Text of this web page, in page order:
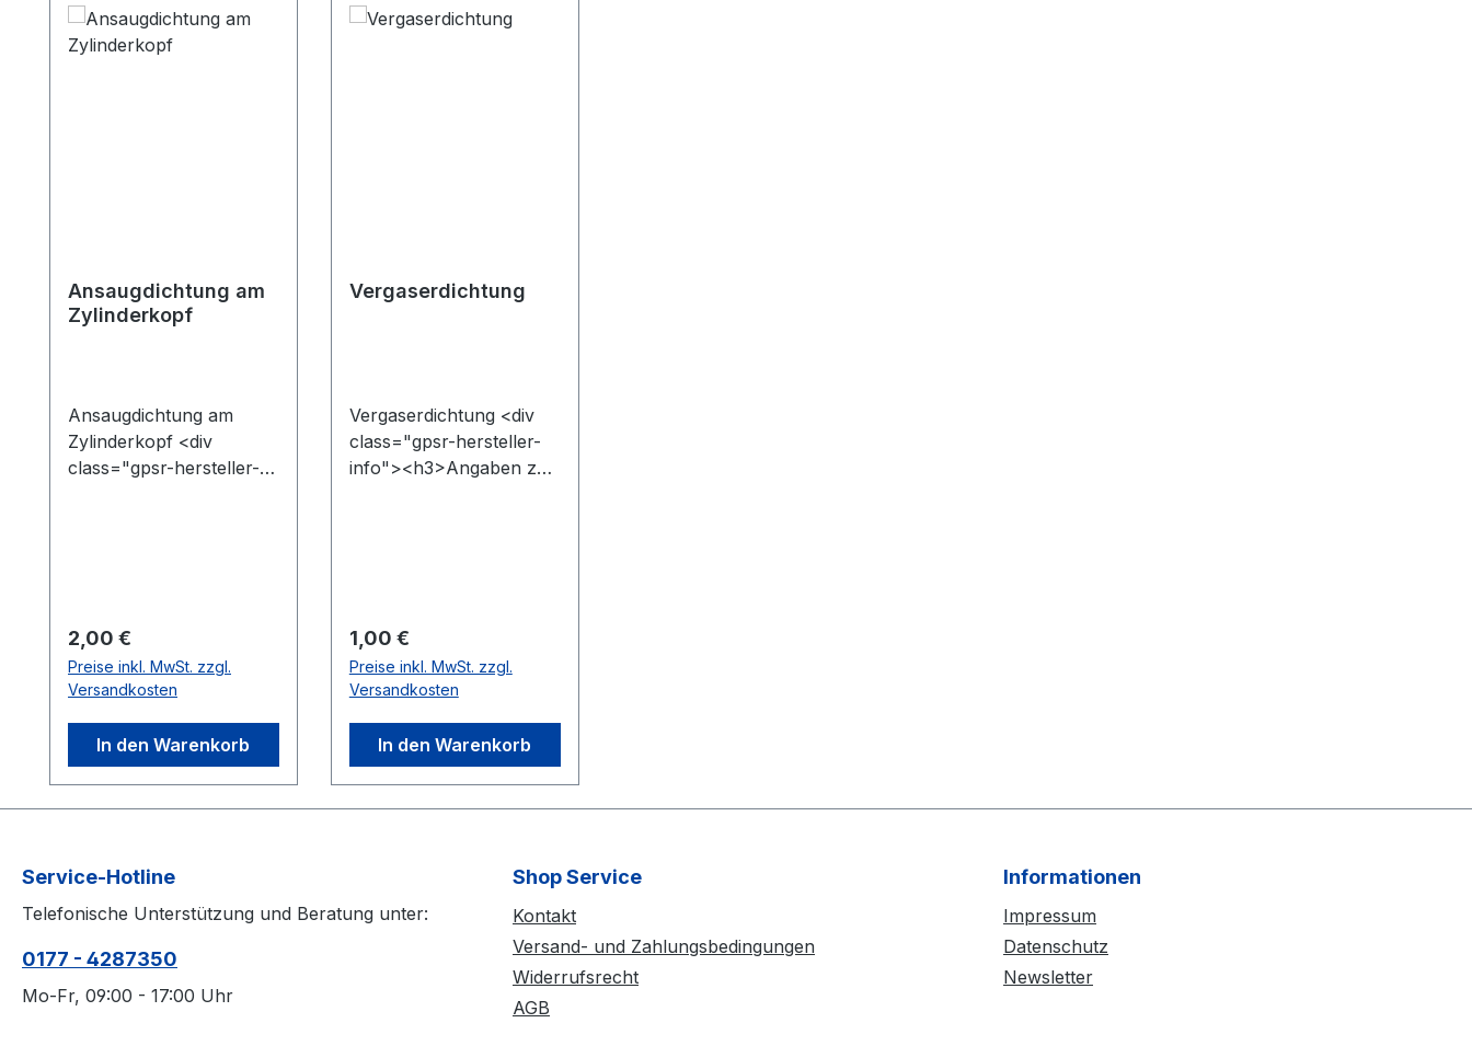
Ansaugdichtung am
Zylinderkopf
Ansaugdichtung am
Zylinderkopf <div
class="gpsr-hersteller-
Herstellers bzw.
verantwortliche Person
im Sinne der
Produktsicherheitsveror
</strong>&nbsp;Raymun
d Pfeiffer, Falladastr.35
04159 Leipzig, Tel.
e</p></div>
Regulärer Preis:
2,00 €
Preise inkl. MwSt. zzgl.
Versandkosten
In den Warenkorb
Vergaserdichtung
Vergaserdichtung <div
class="gpsr-hersteller-
info"><h3>Angaben zur
verantwortliche Person
im Sinne der
Produktsicherheitsveror
dnung:
d Pfeiffer, Falladastr.35
04159 Leipzig, Tel.
0177/4287350,
Regulärer Preis:
1,00 €
Preise inkl. MwSt. zzgl.
Versandkosten
In den Warenkorb
Service-Hotline
Telefonische Unterstützung und Beratung unter:
0177 - 4287350
Mo-Fr, 09:00 - 17:00 Uhr
Shop Service
Kontakt
Versand- und Zahlungsbedingungen
Widerrufsrecht
AGB
Informationen
Impressum
Datenschutz
Newsletter